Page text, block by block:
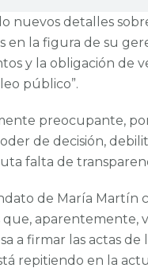
detalles
la figura de su
y la obligación de
público”.
preocupante,
de decisión,
falta de
de María Martín
firmar las actas de
repitiendo en la